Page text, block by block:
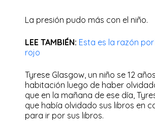
La presión pudo más con el niño.
LEE TAMBIÉN: Esta es la razón
rojo
Tyrese Glasgow, un niño se 12
habitación luego de haber
que en la mañana de ese día,
que había olvidado sus libros en
para ir por sus libros.